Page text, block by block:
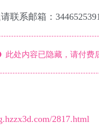
系邮箱：
此处内容已隐藏，请付费
2817.html